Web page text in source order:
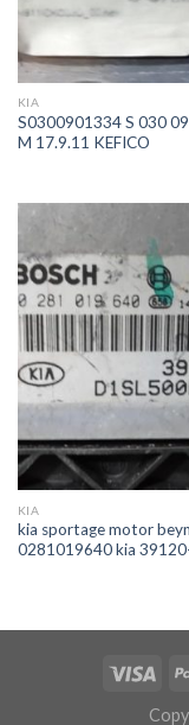
KIA
S0300901334 S 030
M 17.9.11 KEFICO
KIA
kia sportage motor
0281019640 kia